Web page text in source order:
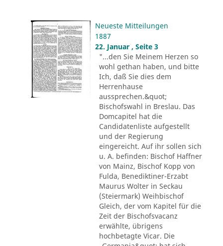
Neueste Mitteilungen
1887
22. Januar , Seite 3
"...den Sie Meinem Herzen so
wohl gethan haben, und bitte
Ich, daß Sie dies dem
Herrenhause
aussprechen.&quot;
Bischofswahl in Breslau. Das
Domcapitel hat die
Candidatenliste aufgestellt
und der Regierung
eingereicht. Auf ihr sollen sich
u. A. befinden: Bischof Haffner
von Mainz, Bischof Kopp von
Fulda, Benediktiner-Erzabt
Maurus Wolter in Seckau
(Steiermark) Weihbischof
Gleich, der vom Kapitel für die
Zeit der Bischofsvacanz
erwählte, übrigens
hochbetagte Vicar. Die